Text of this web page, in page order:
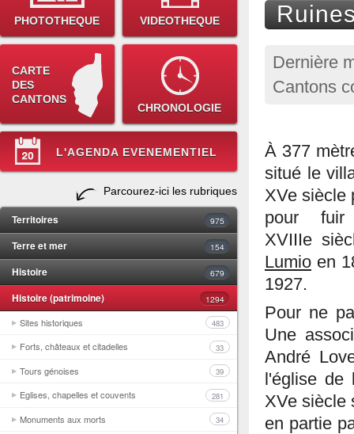
PHOTOTHEQUE VIDEOTHEQUE
CARTE
DES
CANTONS
CHRONOLOGIE
L'AGENDA EVENEMENTIEL
Parcourez-ici les rubriques
Territoires 975
Terre et mer 154
Histoire 679
Histoire (patrimoine) 1294
Sites historiques 483
Forts, châteaux et citadelles 33
Tours génoises 39
Eglises, chapelles et couvents 281
Monuments aux morts 34
Dernière
Cantons
À 377
situé le
XVe siècle
pour
XVIIIe
Lumio en
1927.
Pour ne
Une
André
l'église de
XVe siècle
en partie